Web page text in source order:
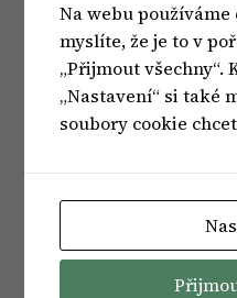
Na webu používáme
myslíte, že je to v
„Přijmout všechny“.
„Nastavení“ si také
soubory cookie